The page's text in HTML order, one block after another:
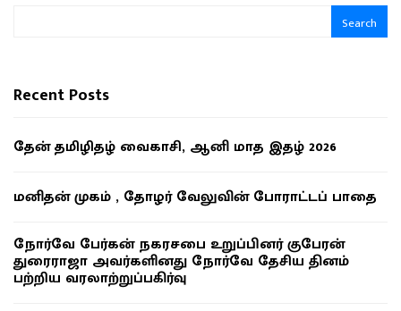
Search
Recent Posts
தேன் தமிழிதழ் வைகாசி, ஆனி மாத இதழ் 2026
மனிதன் முகம் , தோழர் வேலுவின் போராட்டப் பாதை
நோர்வே பேர்கன் நகரசபை உறுப்பினர் குபேரன்
துரைராஜா அவர்களினது நோர்வே தேசிய தினம்
பற்றிய வரலாற்றுப்பகிர்வு